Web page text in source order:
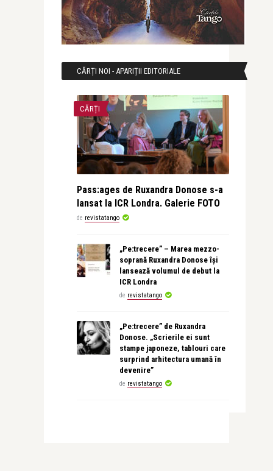
CĂRȚI NOI - APARIȚII EDITORIALE
CĂRȚI
Pass:ages de Ruxandra Donose s-a
lansat la ICR Londra. Galerie FOTO
de revistatango
„Pe:trecere” – Marea mezzo-
soprană Ruxandra Donose își
lansează volumul de debut la
ICR Londra
de revistatango
„Pe:trecere” de Ruxandra
Donose. „Scrierile ei sunt
stampe japoneze, tablouri care
surprind arhitectura umană în
devenire”
de revistatango